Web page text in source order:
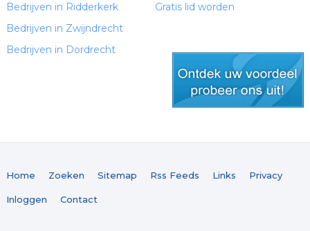
Bedrijven in Ridderkerk
Bedrijven in Zwijndrecht
Bedrijven in Dordrecht
Gratis lid worden
Home Zoeken Sitemap Rss Feeds Links Privacy
Inloggen Contact